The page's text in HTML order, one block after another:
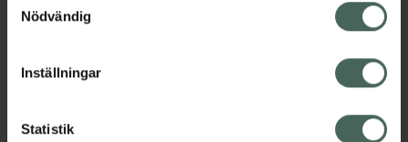
återkalla ditt samtycke via webbplatsens
cookieinställningar. Ett återkallat samtycke påverkar inte
lagligheten av behandling som skett innan återkallelsen.
Nödvändig
Inställningar
Statistik
Kronans Apotek finns här för dig. Du hittar oss från Skåne i
datorn. Oavsett vem du är så är det vårt uppdrag att